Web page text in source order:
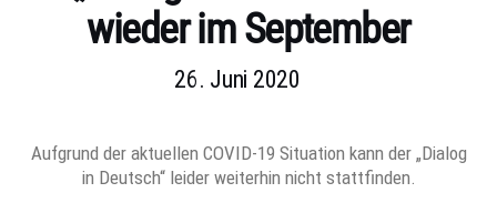
wieder im September
26. Juni 2020
Aufgrund der aktuellen COVID-19 Situation kann der „Dialog
in Deutsch“ leider weiterhin nicht stattfinden.